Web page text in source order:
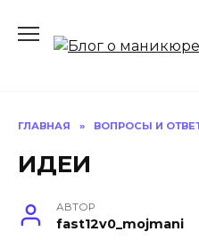
содержанию
ГЛАВНАЯ » ВОПРОСЫ И
ИДЕИ
АВТОР
fast12v0_mojmani